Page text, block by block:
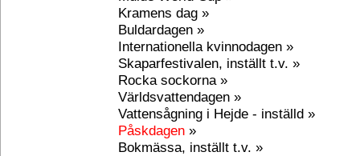
Kramens dag »
Buldardagen »
Internationella kvinnodagen »
Skaparfestivalen, inställt t.v. »
Rocka sockorna »
Världsvattendagen »
Vattensågning i Hejde - inställd »
Påskdagen »
Bokmässa, inställt t.v. »